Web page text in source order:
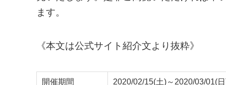
ます。
《本文は公式サイト紹介文より抜粋》
開催期間
2020/02/15(土)～2020/03/01(